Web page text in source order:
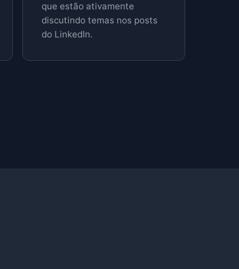
que estão ativamente
discutindo temas nos posts
do LinkedIn.